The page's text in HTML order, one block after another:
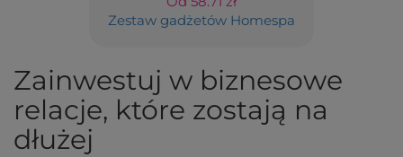
Zestaw gadżetów Homespa
Zainwestuj w biznesowe
relacje, które zostają na
dłużej